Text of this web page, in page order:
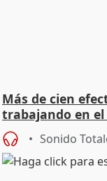
Más de cien
trabajando en el
Sonido